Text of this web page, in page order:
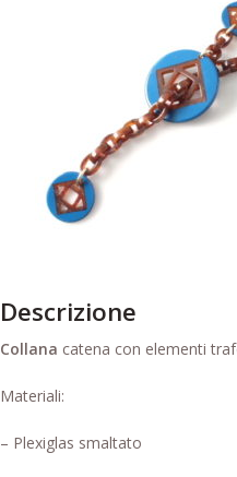
Descrizione
Collana catena con elementi
Materiali:
– Plexiglas smaltato